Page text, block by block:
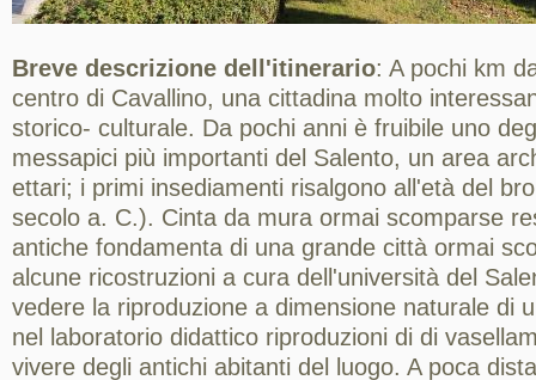
Breve descrizione dell'itinerario: A pochi km
centro di Cavallino, una cittadina molto
storico- culturale. Da pochi anni è fruibile uno
messapici più importanti del Salento, un area
ettari; i primi insediamenti risalgono all'età del
secolo a. C.). Cinta da mura ormai scomparse
antiche fondamenta di una grande città ormai
alcune ricostruzioni a cura dell'università del
vedere la riproduzione a dimensione naturale di
nel laboratorio didattico riproduzioni di di
vivere degli antichi abitanti del luogo. A poca